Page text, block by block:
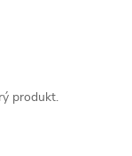
produkt.